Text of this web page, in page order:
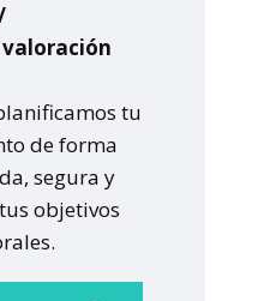
tu
de forma
segura y
objetivos